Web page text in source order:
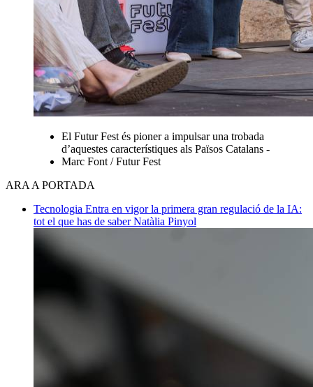
El Futur Fest és pioner a impulsar una trobada
d’aquestes característiques als Països Catalans -
Marc Font / Futur Fest
ARA A PORTADA
Tecnologia Entra en vigor la primera gran regulació de la IA:
tot el que has de saberNatàlia Pinyol